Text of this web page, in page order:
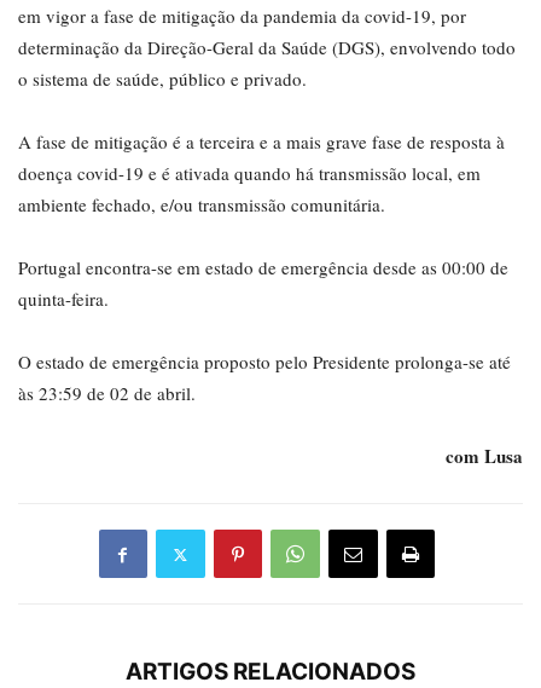
em vigor a fase de mitigação da pandemia da covid-19, por
determinação da Direção-Geral da Saúde (DGS), envolvendo todo
o sistema de saúde, público e privado.
A fase de mitigação é a terceira e a mais grave fase de resposta à
doença covid-19 e é ativada quando há transmissão local, em
ambiente fechado, e/ou transmissão comunitária.
Portugal encontra-se em estado de emergência desde as 00:00 de
quinta-feira.
O estado de emergência proposto pelo Presidente prolonga-se até
às 23:59 de 02 de abril.
com Lusa
ARTIGOS RELACIONADOS